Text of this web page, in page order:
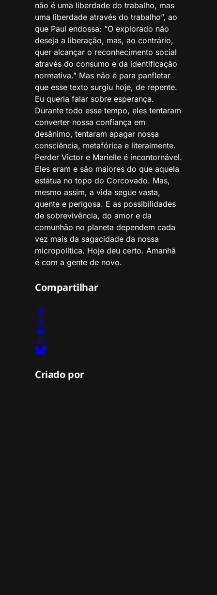
não é uma liberdade do trabalho, mas
uma liberdade através do trabalho”, ao
que Paul endossa: “O explorado não
deseja a liberação, mas, ao contrário,
quer alcançar o reconhecimento social
através do consumo e da identificação
normativa.” Mas não é para panfletar
que esse texto surgiu hoje, de repente.
Eu queria falar sobre esperança.
Durante todo esse tempo, eles tentaram
converter nossa confiança em
desânimo, tentaram apagar nossa
consciência, metafórica e literalmente.
Perder Victor e Marielle é incontornável.
Eles eram e são maiores do que aquela
estátua no topo do Corcovado. Mas,
mesmo assim, a vida segue vasta,
quente e perigosa. E as possibilidades
de sobrevivência, do amor e da
comunhão no planeta dependem cada
vez mais da sagacidade da nossa
micropolítica. Hoje deu certo. Amanhã
é com a gente de novo.
Compartilhar
Criado por